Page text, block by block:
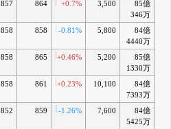
857 864 +0.7% 3,500
85億
346万
858 858 -0.81% 5,800
84億
4440万
858 865 +0.46% 5,200
85億
1330万
858 861 +0.23% 10,100
84億
7393万
852 859 -1.26% 7,600
84億
5425万